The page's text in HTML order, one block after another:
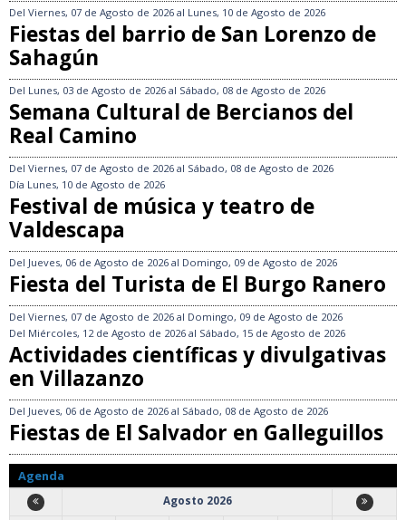
Del Viernes, 07 de Agosto de 2026 al Lunes, 10 de Agosto de 2026
Fiestas del barrio de San Lorenzo de
Sahagún
Del Lunes, 03 de Agosto de 2026 al Sábado, 08 de Agosto de 2026
Semana Cultural de Bercianos del
Real Camino
Del Viernes, 07 de Agosto de 2026 al Sábado, 08 de Agosto de 2026
Día Lunes, 10 de Agosto de 2026
Festival de música y teatro de
Valdescapa
Del Jueves, 06 de Agosto de 2026 al Domingo, 09 de Agosto de 2026
Fiesta del Turista de El Burgo Ranero
Del Viernes, 07 de Agosto de 2026 al Domingo, 09 de Agosto de 2026
Del Miércoles, 12 de Agosto de 2026 al Sábado, 15 de Agosto de 2026
Actividades científicas y divulgativas
en Villazanzo
Del Jueves, 06 de Agosto de 2026 al Sábado, 08 de Agosto de 2026
Fiestas de El Salvador en Galleguillos
Agenda
Agosto 2026